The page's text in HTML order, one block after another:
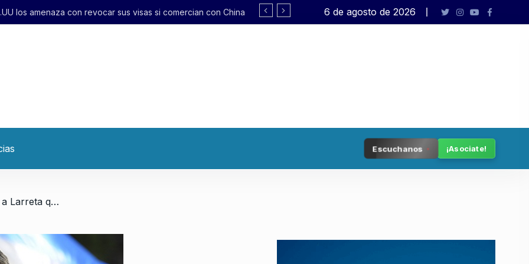
sus visas si comercian con China Tenemos patria
6 de agosto de 2026
Escuchanos ¡Asociate!
/ Agustín Rossi: «Le sugiero a Larreta que aprenda de la historia»